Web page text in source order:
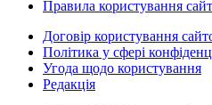
Правила користування
Договір користування
Політика у сфері
Угода щодо користування
Редакція